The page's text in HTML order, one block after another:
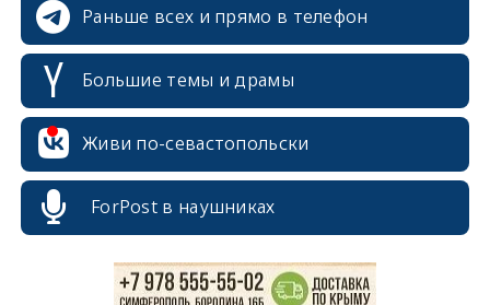
Раньше всех и прямо в телефон
Большие темы и драмы
Живи по-севастопольски
ForPost в наушниках
erid: 2SDnjcrDNw6
erid: 2SDnjdPjgYS